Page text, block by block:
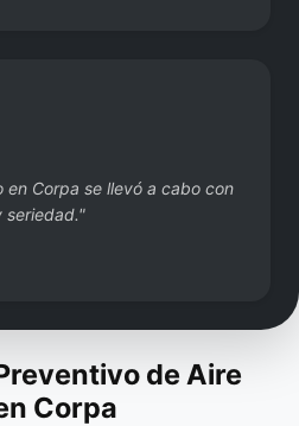
en Corpa se llevó a cabo con
seriedad."
de Aire
Corpa